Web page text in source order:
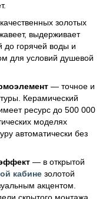
золотых
выдерживает
до горячей воды и
для условий душевой
— точное и
Керамический
ресурс до 500 000
моделях
автоматически без
— в открытой
кабине золотой
акцентом.